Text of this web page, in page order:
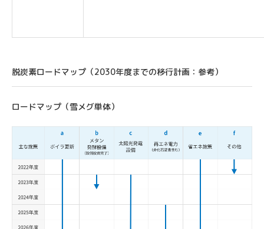
脱炭素ロードマップ（2030年度までの移行計画：参考）
ロードマップ（雪メグ単体）